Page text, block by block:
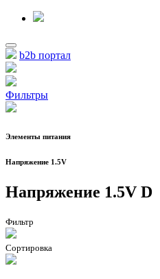
b2b портал
Фильтры
Элементы питания
Напряжение 1.5V
Напряжение 1.5V D
Фильтр
Сортировка